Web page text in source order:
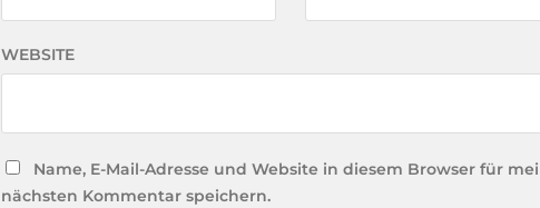
WEBSITE
Name, E-Mail-Adresse und Website in diesem Browser für
nächsten Kommentar speichern.